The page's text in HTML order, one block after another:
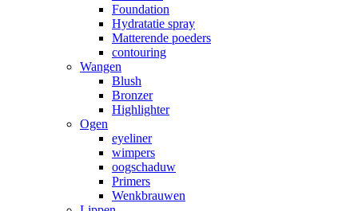
Foundation
Hydratatie spray
Matterende poeders
contouring
Wangen
Blush
Bronzer
Highlighter
Ogen
eyeliner
wimpers
oogschaduw
Primers
Wenkbrauwen